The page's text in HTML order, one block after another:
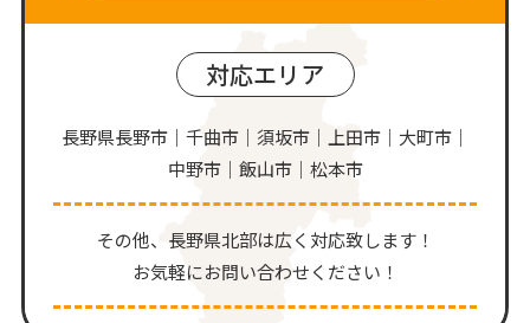
対応エリア
長野県長野市｜千曲市｜須坂市｜上田市｜大町市｜
中野市｜飯山市｜松本市
その他、⻑野県北部は広く対応致します！
お気軽にお問い合わせください！